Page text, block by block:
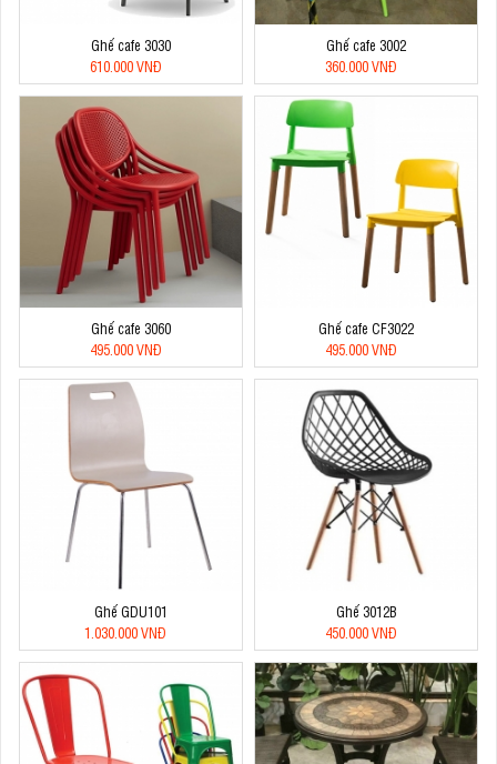
Ghế cafe 3030
610.000 VNĐ
Ghế cafe 3002
360.000 VNĐ
Ghế cafe 3060
495.000 VNĐ
Ghế cafe CF3022
495.000 VNĐ
Ghế GDU101
1.030.000 VNĐ
Ghế 3012B
450.000 VNĐ